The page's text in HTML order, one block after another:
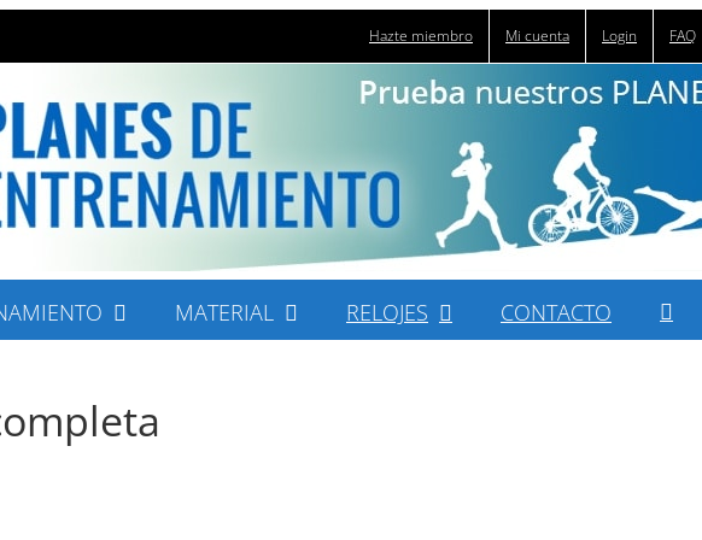
Hazte miembro Mi cuenta Login FAQ
MATERIAL RELOJES CONTACTO